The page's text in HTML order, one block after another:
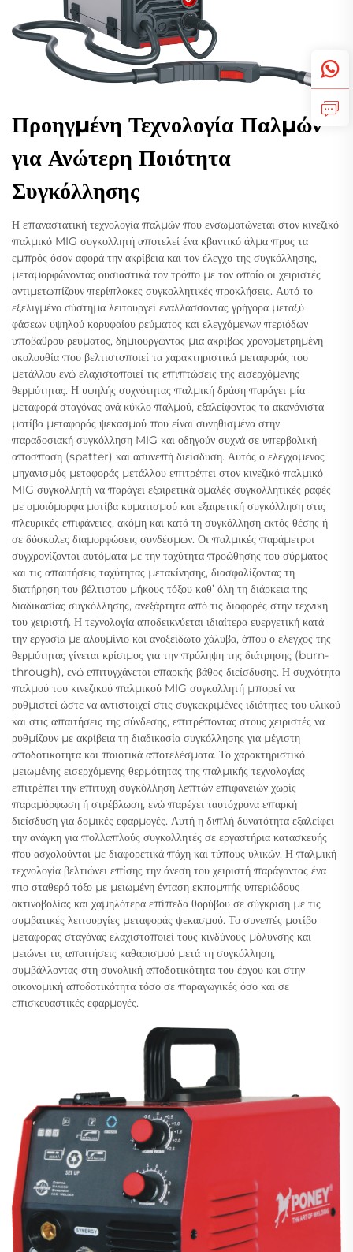
Προηγμένη Τεχνολογία Παλμών
για Ανώτερη Ποιότητα
Συγκόλλησης
Η επαναστατική τεχνολογία παλμών που ενσωματώνεται στον κινεζικό
παλμικό MIG συγκολλητή αποτελεί ένα κβαντικό άλμα προς τα
εμπρός όσον αφορά την ακρίβεια και τον έλεγχο της συγκόλλησης,
μεταμορφώνοντας ουσιαστικά τον τρόπο με τον οποίο οι χειριστές
αντιμετωπίζουν περίπλοκες συγκολλητικές προκλήσεις. Αυτό το
εξελιγμένο σύστημα λειτουργεί εναλλάσσοντας γρήγορα μεταξύ
φάσεων υψηλού κορυφαίου ρεύματος και ελεγχόμενων περιόδων
υπόβαθρου ρεύματος, δημιουργώντας μια ακριβώς χρονομετρημένη
ακολουθία που βελτιστοποιεί τα χαρακτηριστικά μεταφοράς του
μετάλλου ενώ ελαχιστοποιεί τις επιπτώσεις της εισερχόμενης
θερμότητας. Η υψηλής συχνότητας παλμική δράση παράγει μία
μεταφορά σταγόνας ανά κύκλο παλμού, εξαλείφοντας τα ακανόνιστα
μοτίβα μεταφοράς ψεκασμού που είναι συνηθισμένα στην
παραδοσιακή συγκόλληση MIG και οδηγούν συχνά σε υπερβολική
απόσπαση (spatter) και ασυνεπή διείσδυση. Αυτός ο ελεγχόμενος
μηχανισμός μεταφοράς μετάλλου επιτρέπει στον κινεζικό παλμικό
MIG συγκολλητή να παράγει εξαιρετικά ομαλές συγκολλητικές ραφές
με ομοιόμορφα μοτίβα κυματισμού και εξαιρετική συγκόλληση στις
πλευρικές επιφάνειες, ακόμη και κατά τη συγκόλληση εκτός θέσης ή
σε δύσκολες διαμορφώσεις συνδέσμων. Οι παλμικές παράμετροι
συγχρονίζονται αυτόματα με την ταχύτητα προώθησης του σύρματος
και τις απαιτήσεις ταχύτητας μετακίνησης, διασφαλίζοντας τη
διατήρηση του βέλτιστου μήκους τόξου καθ’ όλη τη διάρκεια της
διαδικασίας συγκόλλησης, ανεξάρτητα από τις διαφορές στην τεχνική
του χειριστή. Η τεχνολογία αποδεικνύεται ιδιαίτερα ευεργετική κατά
την εργασία με αλουμίνιο και ανοξείδωτο χάλυβα, όπου ο έλεγχος της
θερμότητας γίνεται κρίσιμος για την πρόληψη της διάτρησης (burn-
through), ενώ επιτυγχάνεται επαρκής βάθος διείσδυσης. Η συχνότητα
παλμού του κινεζικού παλμικού MIG συγκολλητή μπορεί να
ρυθμιστεί ώστε να αντιστοιχεί στις συγκεκριμένες ιδιότητες του υλικού
και στις απαιτήσεις της σύνδεσης, επιτρέποντας στους χειριστές να
ρυθμίζουν με ακρίβεια τη διαδικασία συγκόλλησης για μέγιστη
αποδοτικότητα και ποιοτικά αποτελέσματα. Το χαρακτηριστικό
μειωμένης εισερχόμενης θερμότητας της παλμικής τεχνολογίας
επιτρέπει την επιτυχή συγκόλληση λεπτών επιφανειών χωρίς
παραμόρφωση ή στρέβλωση, ενώ παρέχει ταυτόχρονα επαρκή
διείσδυση για δομικές εφαρμογές. Αυτή η διπλή δυνατότητα εξαλείφει
την ανάγκη για πολλαπλούς συγκολλητές σε εργαστήρια κατασκευής
που ασχολούνται με διαφορετικά πάχη και τύπους υλικών. Η παλμική
τεχνολογία βελτιώνει επίσης την άνεση του χειριστή παράγοντας ένα
πιο σταθερό τόξο με μειωμένη ένταση εκπομπής υπεριώδους
ακτινοβολίας και χαμηλότερα επίπεδα θορύβου σε σύγκριση με τις
συμβατικές λειτουργίες μεταφοράς ψεκασμού. Το συνεπές μοτίβο
μεταφοράς σταγόνας ελαχιστοποιεί τους κινδύνους μόλυνσης και
μειώνει τις απαιτήσεις καθαρισμού μετά τη συγκόλληση,
συμβάλλοντας στη συνολική αποδοτικότητα του έργου και στην
οικονομική αποδοτικότητα τόσο σε παραγωγικές όσο και σε
επισκευαστικές εφαρμογές.